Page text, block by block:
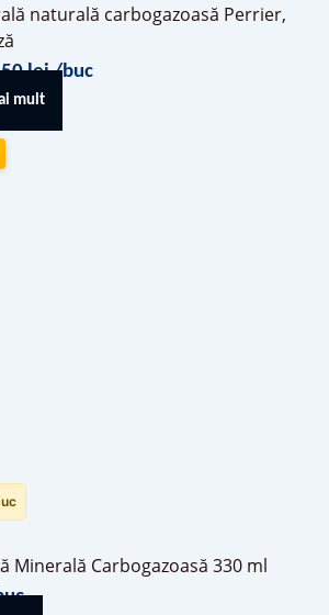
naturală carbogazoasă Perrier,
lei/buc
mult
Minerală Carbogazoasă 330 ml